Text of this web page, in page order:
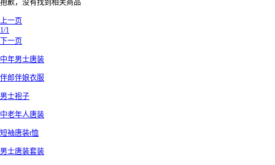
抱歉，没有找到相关商品
上一页
1/1
下一页
中年男士唐装
伴郎伴娘衣服
男士袍子
中老年人唐装
短袖唐装t恤
男士唐装套装